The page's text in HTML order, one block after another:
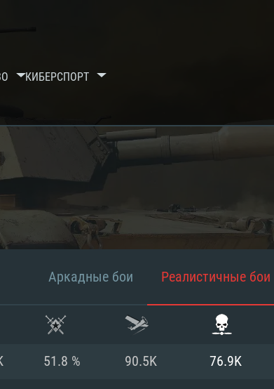
КИБЕРСПОРТ
Аркадные бои Реалистичные бои
51.8 % 90.5K 76.9K